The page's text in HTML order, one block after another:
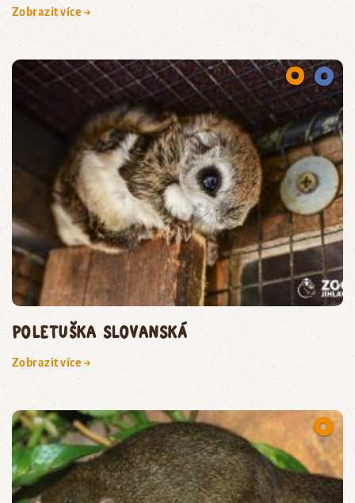
Zobrazit více →
poletuška slovanská
Zobrazit více →